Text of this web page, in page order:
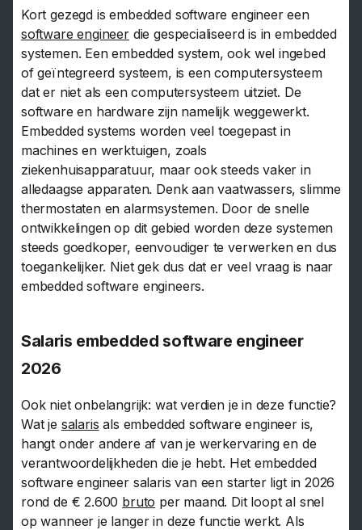
Kort gezegd is embedded software engineer een
software engineerdie gespecialiseerd is in embedded
systemen. Een embedded system, ook wel ingebed
of geïntegreerd systeem, is een computersysteem
dat er niet als een computersysteem uitziet. De
software en hardware zijn namelijk weggewerkt.
Embedded systems worden veel toegepast in
machines en werktuigen, zoals
ziekenhuisapparatuur, maar ook steeds vaker in
alledaagse apparaten. Denk aan vaatwassers, slimme
thermostaten en alarmsystemen. Door de snelle
ontwikkelingen op dit gebied worden deze systemen
steeds goedkoper, eenvoudiger te verwerken en dus
toegankelijker. Niet gek dus dat er veel vraag is naar
embedded software engineers.
Salaris embedded software engineer
2026
Ook niet onbelangrijk: wat verdien je in deze functie?
Wat je salaris als embedded software engineer is,
hangt onder andere af van je werkervaring en de
verantwoordelijkheden die je hebt. Het embedded
software engineer salaris van een starter ligt in 2026
rond de € 2.600 bruto per maand. Dit loopt al snel
op wanneer je langer in deze functie werkt. Als